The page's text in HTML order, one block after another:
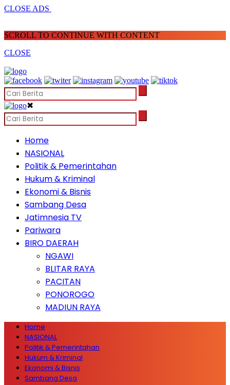
CLOSE ADS
SCROLL TO CONTINUE WITH CONTENT
CLOSE
✖
Home
NASIONAL
Politik & Pemerintahan
Hukum & Kriminal
Ekonomi & Bisnis
Sambang Desa
Jatimnesia TV
Pariwara
BIRO DAERAH
NGAWI
BLITAR RAYA
PACITAN
PONOROGO
MADIUN RAYA
Home
NASIONAL
Politik & Pemerintahan
Hukum & Kriminal
Ekonomi & Bisnis
Sambang Desa